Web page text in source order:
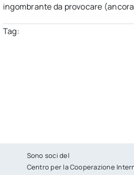
ingombrante da provocare
Tag:
Sono soci del
Centro per la Cooperazione